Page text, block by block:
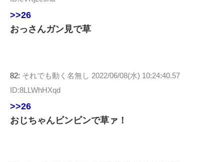
>>26
おっさんガン見で草
82: それでも動く名無し 2022/06/08(水) 10:24:40.57
ID:8LLWhHXqd
>>26
おじちゃんビンビンで草ァ！